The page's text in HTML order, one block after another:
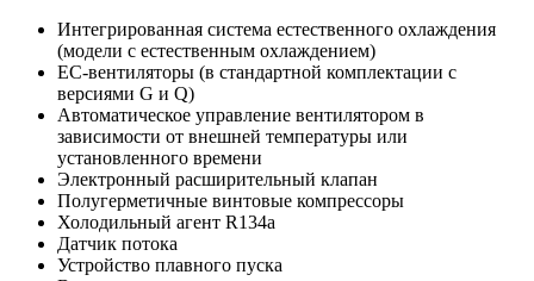
Интегрированная система естественного охлаждения
(модели с естественным охлаждением)
EC-вентиляторы (в стандартной комплектации с
версиями G и Q)
Автоматическое управление вентилятором в
зависимости от внешней температуры или
установленного времени
Электронный расширительный клапан
Полугерметичные винтовые компрессоры
Холодильный агент R134a
Датчик потока
Устройство плавного пуска